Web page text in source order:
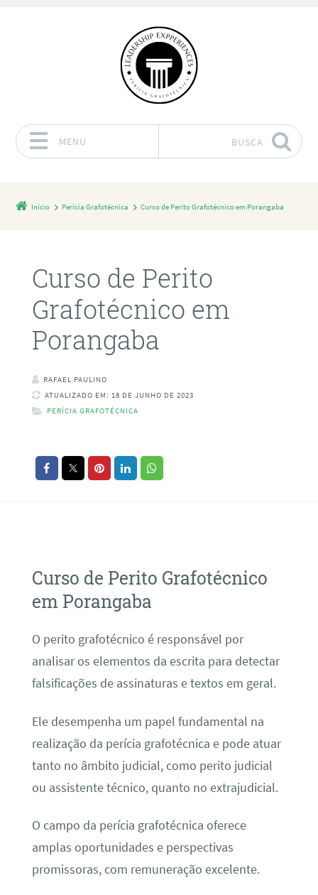
MENU BUSCA
Início Perícia Grafotécnica Curso de Perito Grafotécnico em Porangaba
Curso de Perito
Grafotécnico em
Porangaba
RAFAEL PAULINO
ATUALIZADO EM: 18 DE JUNHO DE 2023
PERÍCIA GRAFOTÉCNICA
Curso de Perito Grafotécnico
em Porangaba
O perito grafotécnico é responsável por
analisar os elementos da escrita para detectar
falsificações de assinaturas e textos em geral.
Ele desempenha um papel fundamental na
realização da perícia grafotécnica e pode atuar
tanto no âmbito judicial, como perito judicial
ou assistente técnico, quanto no extrajudicial.
O campo da perícia grafotécnica oferece
amplas oportunidades e perspectivas
promissoras, com remuneração excelente.